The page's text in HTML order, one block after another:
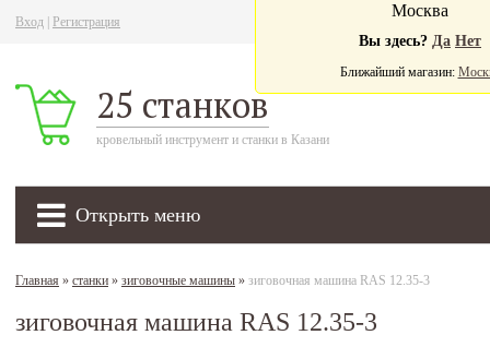
Вход Регистрация
25 станков
кровельный инструмент и станки в Казани
Открыть меню
Москва
Вы здесь? Да Нет
Ближайший магазин:
Главная » станки » зиговочные машины » зиговочная машина RAS 12.35-3
зиговочная машина RAS 12.35-3